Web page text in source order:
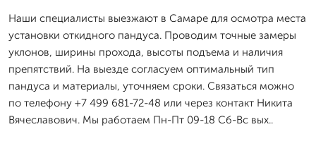
Наши специалисты выезжают в Самаре для осмотра места
установки откидного пандуса. Проводим точные замеры
уклонов, ширины прохода, высоты подъема и наличия
препятствий. На выезде согласуем оптимальный тип
пандуса и материалы, уточняем сроки. Связаться можно
по телефону +7 499 681-72-48 или через контакт Никита
Вячеславович. Мы работаем Пн-Пт 09-18 Сб-Вс вых..